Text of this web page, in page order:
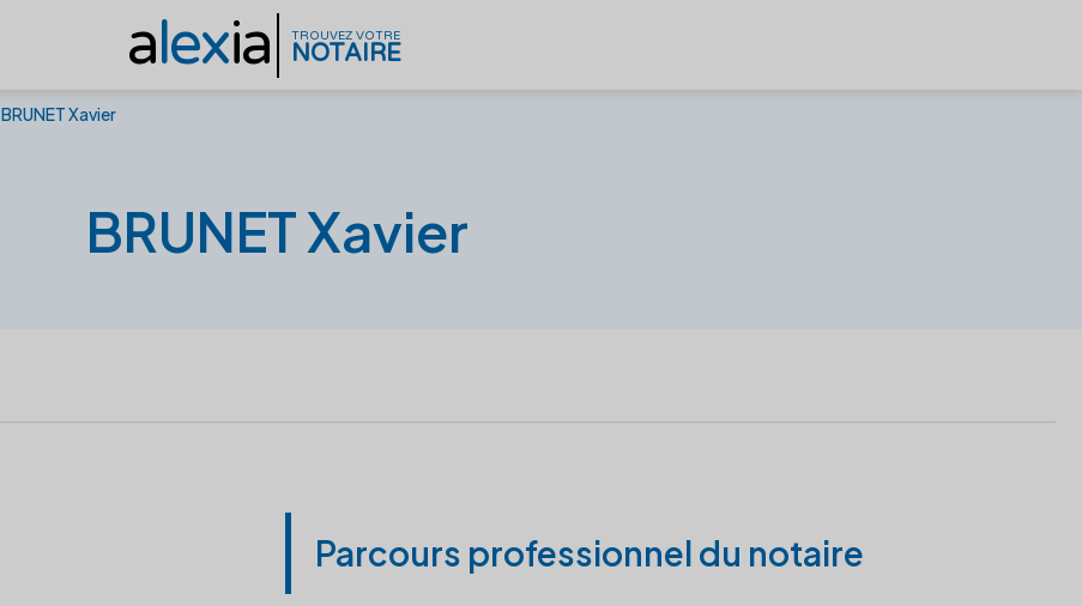
alexia TROUVEZ VOTRE
NOTAIRE
BRUNET Xavier
BRUNET Xavier
Parcours professionnel du notaire